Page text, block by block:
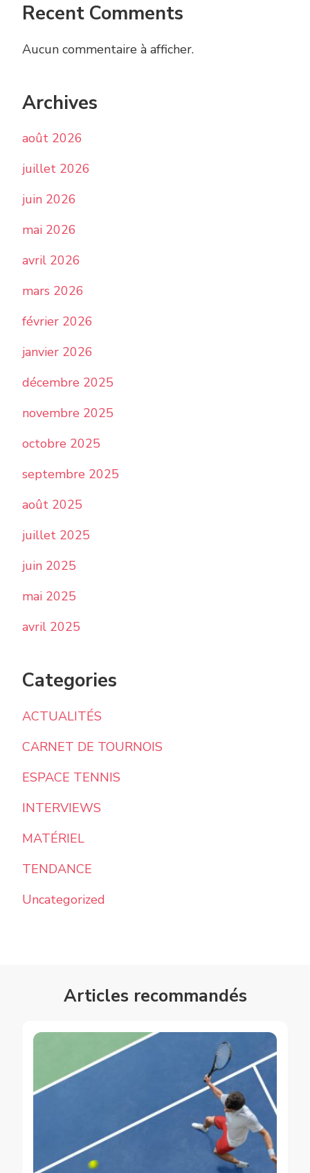
Recent Comments
Aucun commentaire à afficher.
Archives
août 2026
juillet 2026
juin 2026
mai 2026
avril 2026
mars 2026
février 2026
janvier 2026
décembre 2025
novembre 2025
octobre 2025
septembre 2025
août 2025
juillet 2025
juin 2025
mai 2025
avril 2025
Categories
ACTUALITÉS
CARNET DE TOURNOIS
ESPACE TENNIS
INTERVIEWS
MATÉRIEL
TENDANCE
Uncategorized
Articles recommandés